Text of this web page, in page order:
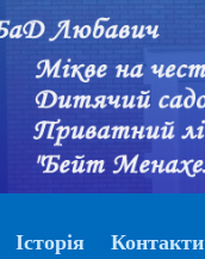
Історія Контакти